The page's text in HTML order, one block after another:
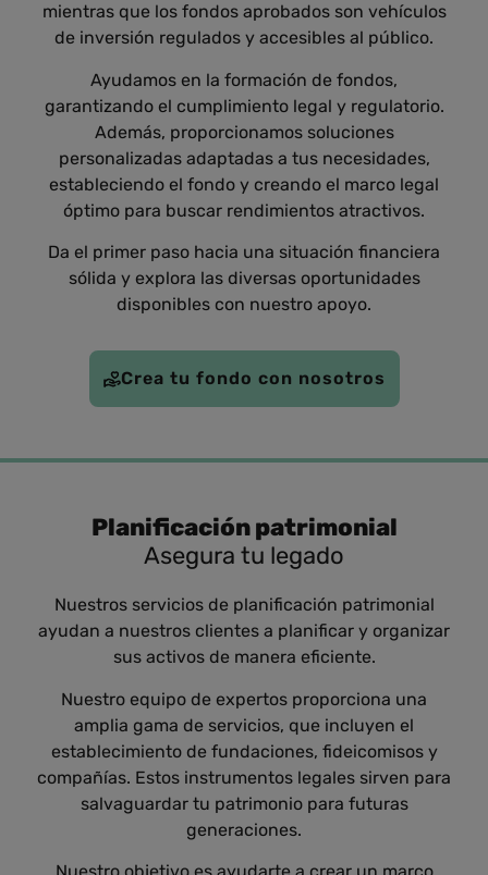
mientras que los fondos aprobados son vehículos
de inversión regulados y accesibles al público.
Ayudamos en la formación de fondos,
garantizando el cumplimiento legal y regulatorio.
Además, proporcionamos soluciones
personalizadas adaptadas a tus necesidades,
estableciendo el fondo y creando el marco legal
óptimo para buscar rendimientos atractivos.
Da el primer paso hacia una situación financiera
sólida y explora las diversas oportunidades
disponibles con nuestro apoyo.
Crea tu fondo con nosotros
Planificación patrimonial
Asegura tu legado
Nuestros servicios de planificación patrimonial
ayudan a nuestros clientes a planificar y organizar
sus activos de manera eficiente.
Nuestro equipo de expertos proporciona una
amplia gama de servicios, que incluyen el
establecimiento de fundaciones, fideicomisos y
compañías. Estos instrumentos legales sirven para
salvaguardar tu patrimonio para futuras
generaciones.